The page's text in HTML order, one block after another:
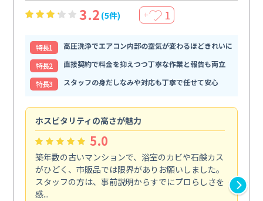
3.2 (5件) ＋ 1
特⻑1
高圧洗浄でエアコン内部の空気が変わるほどきれいに
特⻑2
直接契約で料金を抑えつつ丁寧な作業と報告も両立
特⻑3
スタッフの身だしなみや対応も丁寧で任せて安心
ホスピタリティの高さが魅力
5.0
築年数の古いマンションで、浴室のカビや石鹸カス
がひどく、市販品では限界がありお願いしました。
スタッフの方は、事前説明からすでにプロらしさを
感...